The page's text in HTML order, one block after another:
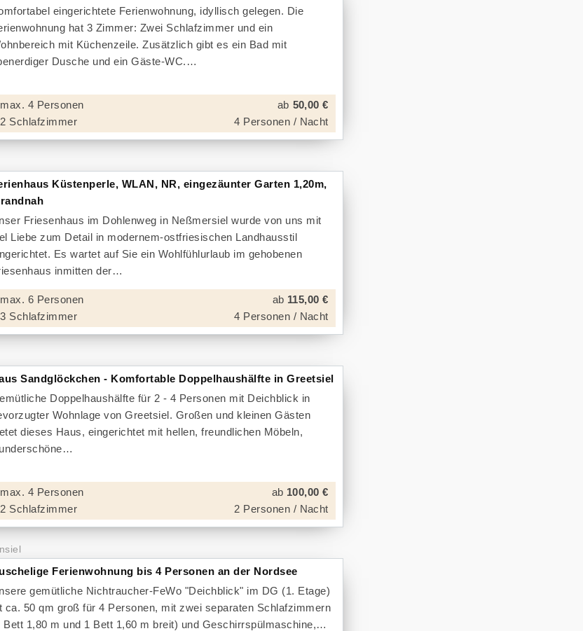
eingerichtete Ferienwohnung, idyllisch gelegen. Die
hat 3 Zimmer: Zwei Schlafzimmer und ein
mit Küchenzeile. Zusätzlich gibt es ein Bad mit
Dusche und ein Gäste-WC.
max. 4 Personen
2 Schlafzimmer
ab 50,00 €
4 Personen / Nacht
Küstenperle, WLAN, NR, eingezäunter Garten 1,20m,
Friesenhaus im Dohlenweg in Neßmersiel wurde von uns mit
Liebe zum Detail in modernem-ostfriesischen Landhausstil
Es wartet auf Sie ein Wohlfühlurlaub im gehobenen
inmitten der
max. 6 Personen
3 Schlafzimmer
ab 115,00 €
4 Personen / Nacht
Sandglöckchen - Komfortable Doppelhaushälfte in Greetsiel
Doppelhaushälfte für 2 - 4 Personen mit Deichblick in
Wohnlage von Greetsiel. Großen und kleinen Gästen
dieses Haus, eingerichtet mit hellen, freundlichen Möbeln,
max. 4 Personen
2 Schlafzimmer
ab 100,00 €
2 Personen / Nacht
Ferienwohnung bis 4 Personen an der Nordsee
gemütliche Nichtraucher-FeWo "Deichblick" im DG (1. Etage)
ca. 50 qm groß für 4 Personen, mit zwei separaten Schlafzimmern
Bett 1,80 m und 1 Bett 1,60 m breit) und Geschirrspülmaschine,